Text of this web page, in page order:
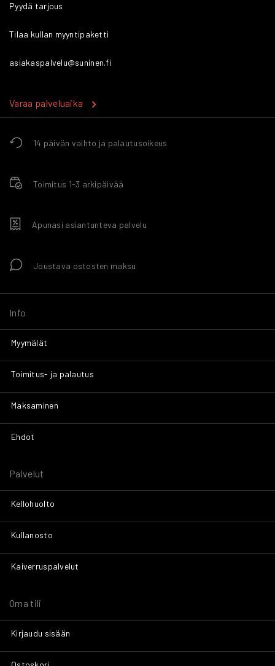
14 päivän vaihto ja palautusoikeus
Toimitus 1-3 arkipäivää
Apunasi asiantunteva palvelu
Joustava ostosten maksu
Info
Myymälät
Toimitus- ja palautus
Maksaminen
Ehdot
Palvelut
Kellohuolto
Kullanosto
Kaiverruspalvelut
Oma tili
Kirjaudu sisään
Pyydä tarjous
Tilaa kullan myyntipaketti
asiakaspalvelu@suninen.fi
Varaa palveluaika